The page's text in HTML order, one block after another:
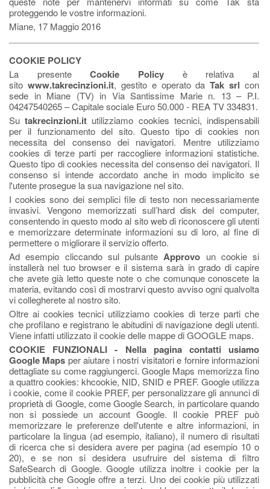
proteggendo le vostre informazioni.
Miane, 17 Maggio 2016
COOKIE POLICY
La presenteCookie Policy è relativa al
sito www.takrecinzioni.it, gestito e operato daTak srl con
sede in Miane (TV) in Via Santissime Marie n. 13 – P.I.
04247540265 – Capitale sociale Euro 50.000 - REA TV 334831.
Sutakrecinzioni.it utilizziamo cookies tecnici, indispensabili
per il funzionamento del sito. Questo tipo di cookies non
necessita del consenso dei navigatori. Mentre utilizziamo
cookies di terze parti per raccogliere informazioni statistiche.
Questo tipo di cookies necessita del consenso dei navigatori. Il
consenso si intende accordato anche in modo implicito se
l'utente prosegue la sua navigazione nel sito.
I cookies sono dei semplici file di testo non necessariamente
invasivi. Vengono memorizzati sull’hard disk del computer,
consentendo in questo modo al sito web di riconoscere gli utenti
e memorizzare determinate informazioni su di loro, al fine di
permettere o migliorare il servizio offerto.
Ad esempio cliccando sul pulsante Approvo un cookie si
installerà nel tuo browser e il sistema sarà in grado di capire
che avete già letto queste note o che comunque conoscete la
materia, evitando così di mostrarvi questo avviso ogni qualvolta
vi collegherete al nostro sito.
Oltre ai cookies tecnici utilizziamo cookies di terze parti che
che profilano e registrano le abitudini di navigazione degli utenti.
Viene infatti utilizzato il cookie delle mappe di GOOGLE maps.
COOKIE FUNZIONALI - Nella pagina contatti usiamo
Google Maps per aiutare i nostri visitatori e fornire informazioni
dettagliate su come raggiungerci. Google Maps memorizza fino
a quattro cookies: khcookie, NID, SNID e PREF. Google utilizza
i cookie, come il cookie PREF, per personalizzare gli annunci di
proprietà di Google, come Google Search, in particolare quando
non si possiede un account Google. Il cookie PREF può
memorizzare le preferenze dell'utente e altre informazioni, in
particolare la lingua (ad esempio, italiano), il numero di risultati
di ricerca che si desidera avere per pagina (ad esempio 10 o
20), e se non si desidera usufruire del sistema di filtro
SafeSearch di Google. Google utilizza inoltre i cookie per la
pubblicità che Google offre a terzi. Uno dei cookie più utilizzati